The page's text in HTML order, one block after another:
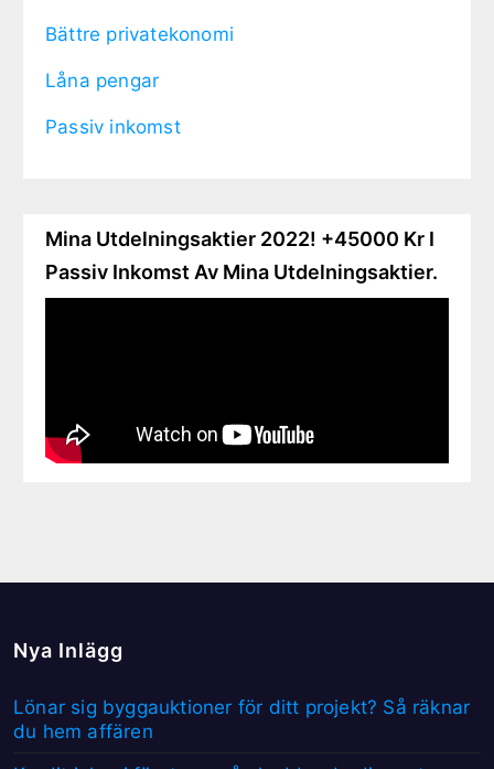
Bättre privatekonomi
Låna pengar
Passiv inkomst
Mina Utdelningsaktier 2022! +45000 Kr I
Passiv Inkomst Av Mina Utdelningsaktier.
Nya Inlägg
Lönar sig byggauktioner för ditt projekt? Så räknar
du hem affären